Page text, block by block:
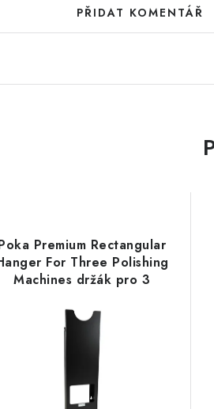
PŘIDAT KOMENTÁŘ
Premium Rectangular
For Three Polishing
Machines držák pro 3